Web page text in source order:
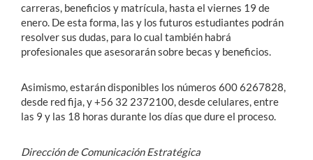
carreras, beneficios y matrícula, hasta el viernes 19 de
enero. De esta forma, las y los futuros estudiantes podrán
resolver sus dudas, para lo cual también habrá
profesionales que asesorarán sobre becas y beneficios.
Asimismo, estarán disponibles los números 600 6267828,
desde red fija, y +56 32 2372100, desde celulares, entre
las 9 y las 18 horas durante los días que dure el proceso.
Dirección de Comunicación Estratégica